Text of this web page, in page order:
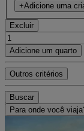
+Adicione uma
Excluir
Adicione um quarto
Outros critérios
Buscar
Para onde você